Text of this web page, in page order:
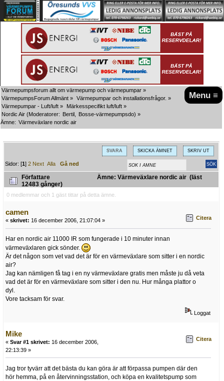
Menu ≡
Värmepumpsforum allt om värmepump och värmepumpar »
VärmepumpsForum Allmänt » Värmepumpar och installationsfrågor. »
Värmepumpar - Luft/luft » Märkesspecifikt luft/luft »
Nordic Air (Moderatorer: Bertil Bosse-värmepumpsdo) »
Ämne: Värmeväxlare nordic air
SVARA SKICKA ÄMNET SKRIV UT
Sidor: [1]2 Next Alla Gå ned
Författare
Ämne: Värmeväxlare nordic air (läst
12483 gånger)
0 medlemmar och 1 gäst tittar på detta ämne.
camen
« skrivet: 16 december 2006, 21:07:04 » Citera
Har en nordic air 11000 IR som fungerade i 10 minuter innan
värmeväxlaren gick sönder.
Är det någon som vet vad det är för en värmeväxlare som sitter i en nordic
air?
Jag kan nämligen få tag i en ny värmeväxlare gratis men måste ju då veta
vad det är för en värmeväxlare som sitter i den nu. Hur många plattor o
dyl.
Vore tacksam för svar.
Loggat
Mike
« Svar #1 skrivet: 16 december 2006,
22:13:39 »
Citera
Jag tror tyvärr att det bästa du kan göra är att förpassa pumpen där den
hör hemma, på en återvinningsstation, och köpa en kvalitetspump som